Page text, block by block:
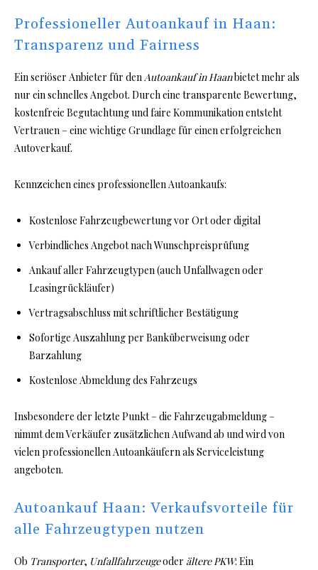
Professioneller Autoankauf in Haan:
Transparenz und Fairness
Ein seriöser Anbieter für denAutoankauf in Haanbietet mehr als
nur ein schnelles Angebot. Durch eine transparente Bewertung,
kostenfreie Begutachtung und faire Kommunikation entsteht
Vertrauen – eine wichtige Grundlage für einen erfolgreichen
Autoverkauf.
Kennzeichen eines professionellen Autoankaufs:
Kostenlose Fahrzeugbewertung vor Ort oder digital
Verbindliches Angebot nach Wunschpreisprüfung
Ankauf aller Fahrzeugtypen (auch Unfallwagen oder
Leasingrückläufer)
Vertragsabschluss mit schriftlicher Bestätigung
Sofortige Auszahlung per Banküberweisung oder
Barzahlung
Kostenlose Abmeldung des Fahrzeugs
Insbesondere der letzte Punkt – die Fahrzeugabmeldung –
nimmt dem Verkäufer zusätzlichen Aufwand ab und wird von
vielen professionellen Autoankäufern als Serviceleistung
angeboten.
Autoankauf Haan: Verkaufsvorteile für
alle Fahrzeugtypen nutzen
Ob Transporter, Unfallfahrzeugeoder ältere PKW: Ein